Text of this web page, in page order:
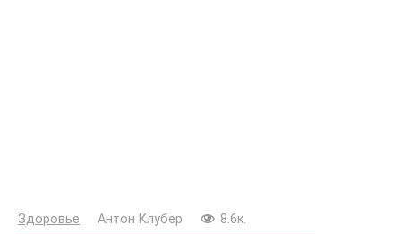
Здоровье Антон Клубер 8.6к.